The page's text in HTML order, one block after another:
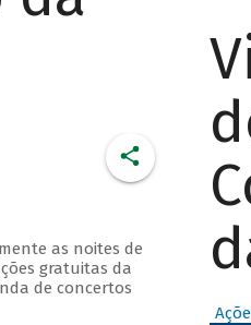
as noites de
gratuitas da
de concertos